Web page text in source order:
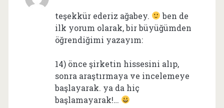
teşekkür ederiz ağabey.
ben de
ilk yorum olarak, bir büyüğümden
öğrendiğimi yazayım:
14) önce şirketin hissesini alıp,
sonra araştırmaya ve incelemeye
başlayarak. ya da hiç
başlamayarak!…